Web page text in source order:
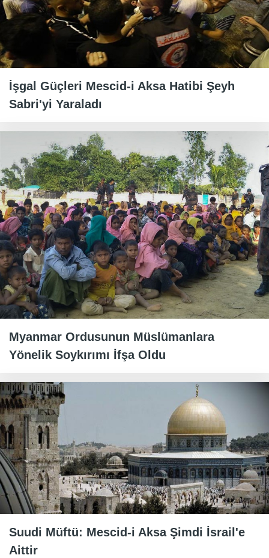
İşgal Güçleri Mescid-i Aksa Hatibi Şeyh
Sabri'yi Yaraladı
Myanmar Ordusunun Müslümanlara
Yönelik Soykırımı İfşa Oldu
Suudi Müftü: Mescid-i Aksa Şimdi İsrail'e
Aittir